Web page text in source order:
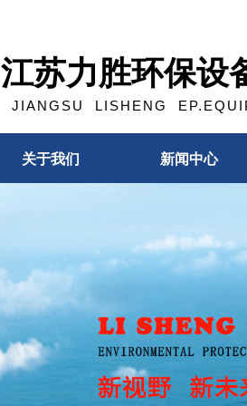
江苏力胜环保设
JIANGSU LISHENG
关于我们 新闻中心